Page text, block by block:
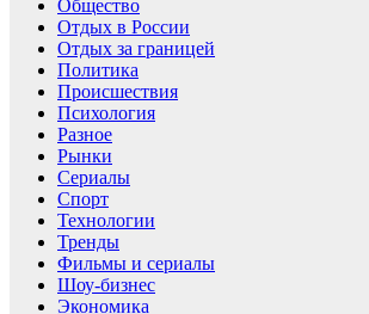
Общество
Отдых в России
Отдых за границей
Политика
Происшествия
Психология
Разное
Рынки
Сериалы
Спорт
Технологии
Тренды
Фильмы и сериалы
Шоу-бизнес
Экономика